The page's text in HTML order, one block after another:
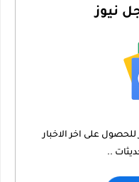
نيوز
على اخر الاخبار
..